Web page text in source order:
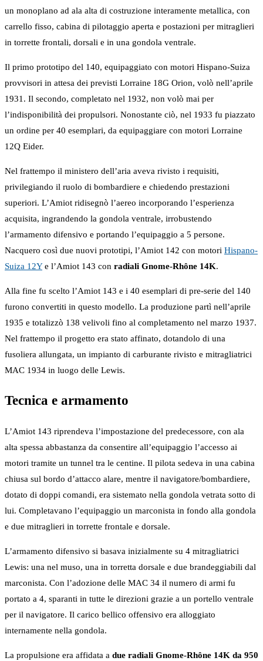
un monoplano ad ala alta di costruzione interamente metallica, con
carrello fisso, cabina di pilotaggio aperta e postazioni per mitraglieri
in torrette frontali, dorsali e in una gondola ventrale.
Il primo prototipo del 140, equipaggiato con motori Hispano-Suiza
provvisori in attesa dei previsti Lorraine 18G Orion, volò nell’aprile
1931. Il secondo, completato nel 1932, non volò mai per
l’indisponibilità dei propulsori. Nonostante ciò, nel 1933 fu piazzato
un ordine per 40 esemplari, da equipaggiare con motori Lorraine
12Q Eider.
Nel frattempo il ministero dell’aria aveva rivisto i requisiti,
privilegiando il ruolo di bombardiere e chiedendo prestazioni
superiori. L’Amiot ridisegnò l’aereo incorporando l’esperienza
acquisita, ingrandendo la gondola ventrale, irrobustendo
l’armamento difensivo e portando l’equipaggio a 5 persone.
Nacquero così due nuovi prototipi, l’Amiot 142 con motori Hispano-
Suiza 12Ye l’Amiot 143 con radiali Gnome-Rhône 14K.
Alla fine fu scelto l’Amiot 143 e i 40 esemplari di pre-serie del 140
furono convertiti in questo modello. La produzione partì nell’aprile
1935 e totalizzò 138 velivoli fino al completamento nel marzo 1937.
Nel frattempo il progetto era stato affinato, dotandolo di una
fusoliera allungata, un impianto di carburante rivisto e mitragliatrici
MAC 1934 in luogo delle Lewis.
Tecnica e armamento
L’Amiot 143 riprendeva l’impostazione del predecessore, con ala
alta spessa abbastanza da consentire all’equipaggio l’accesso ai
motori tramite un tunnel tra le centine. Il pilota sedeva in una cabina
chiusa sul bordo d’attacco alare, mentre il navigatore/bombardiere,
dotato di doppi comandi, era sistemato nella gondola vetrata sotto di
lui. Completavano l’equipaggio un marconista in fondo alla gondola
e due mitraglieri in torrette frontale e dorsale.
L’armamento difensivo si basava inizialmente su 4 mitragliatrici
Lewis: una nel muso, una in torretta dorsale e due brandeggiabili dal
marconista. Con l’adozione delle MAC 34 il numero di armi fu
portato a 4, sparanti in tutte le direzioni grazie a un portello ventrale
per il navigatore. Il carico bellico offensivo era alloggiato
internamente nella gondola.
La propulsione era affidata a due radiali Gnome-Rhône 14K da 950